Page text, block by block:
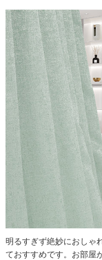
明るすぎず絶妙におしゃ
ておすすめです。お部屋